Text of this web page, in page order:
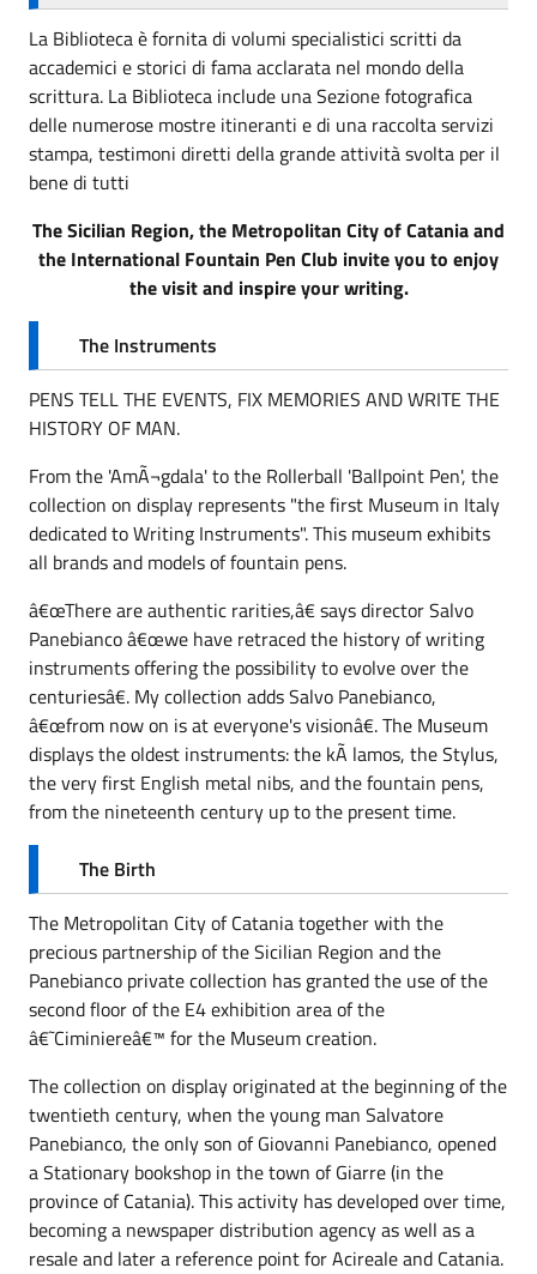
La Biblioteca è fornita di volumi specialistici scritti da
accademici e storici di fama acclarata nel mondo della
scrittura. La Biblioteca include una Sezione fotografica
delle numerose mostre itineranti e di una raccolta servizi
stampa, testimoni diretti della grande attività svolta per il
bene di tutti
The Sicilian Region, the Metropolitan City of Catania and
the International Fountain Pen Club invite you to enjoy
the visit and inspire your writing.
The Instruments
PENS TELL THE EVENTS, FIX MEMORIES AND WRITE THE
HISTORY OF MAN.
From the 'AmÃ¬gdala' to the Rollerball 'Ballpoint Pen', the
collection on display represents "the first Museum in Italy
dedicated to Writing Instruments". This museum exhibits
all brands and models of fountain pens.
â€œThere are authentic rarities,â€ says director Salvo
Panebianco â€œwe have retraced the history of writing
instruments offering the possibility to evolve over the
centuriesâ€. My collection adds Salvo Panebianco,
â€œfrom now on is at everyone's visionâ€. The Museum
displays the oldest instruments: the kÃ lamos, the Stylus,
the very first English metal nibs, and the fountain pens,
from the nineteenth century up to the present time.
The Birth
The Metropolitan City of Catania together with the
precious partnership of the Sicilian Region and the
Panebianco private collection has granted the use of the
second floor of the E4 exhibition area of the
â€˜Ciminiereâ€™ for the Museum creation.
The collection on display originated at the beginning of the
twentieth century, when the young man Salvatore
Panebianco, the only son of Giovanni Panebianco, opened
a Stationary bookshop in the town of Giarre (in the
province of Catania). This activity has developed over time,
becoming a newspaper distribution agency as well as a
resale and later a reference point for Acireale and Catania.